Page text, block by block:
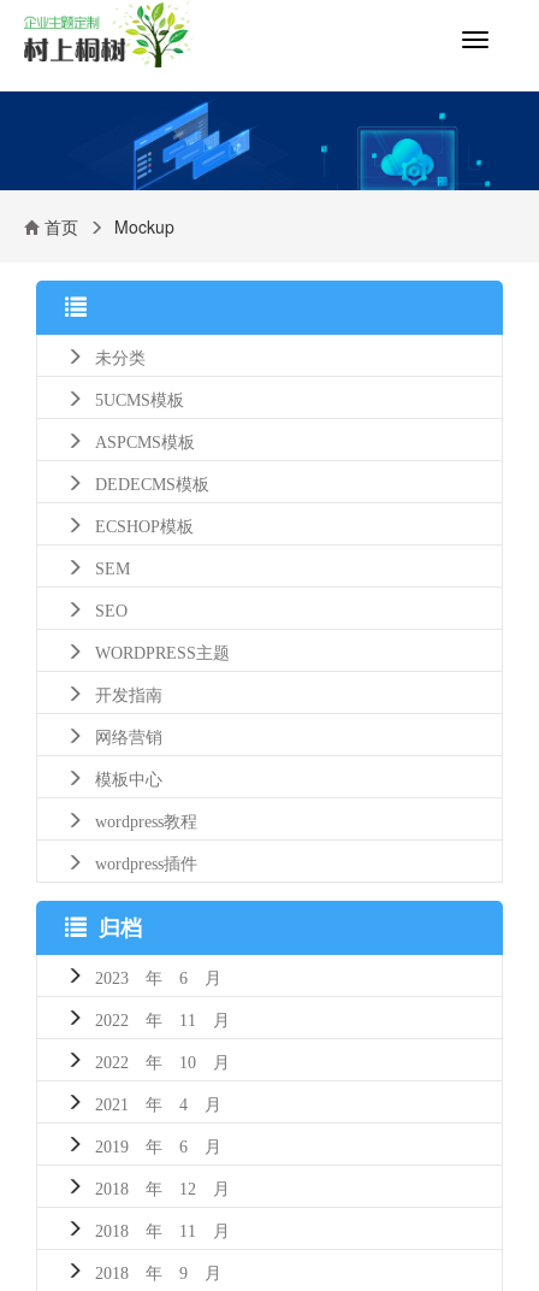
切
导
首页 Mockup
未分类
5UCMS模板
ASPCMS模板
DEDECMS模板
ECSHOP模板
SEM
SEO
WORDPRESS主题
开发指南
网络营销
模板中心
wordpress教程
wordpress插件
归档
2023 年 6 月
2022 年 11 月
2022 年 10 月
2021 年 4 月
2019 年 6 月
2018 年 12 月
2018 年 11 月
2018 年 9 月